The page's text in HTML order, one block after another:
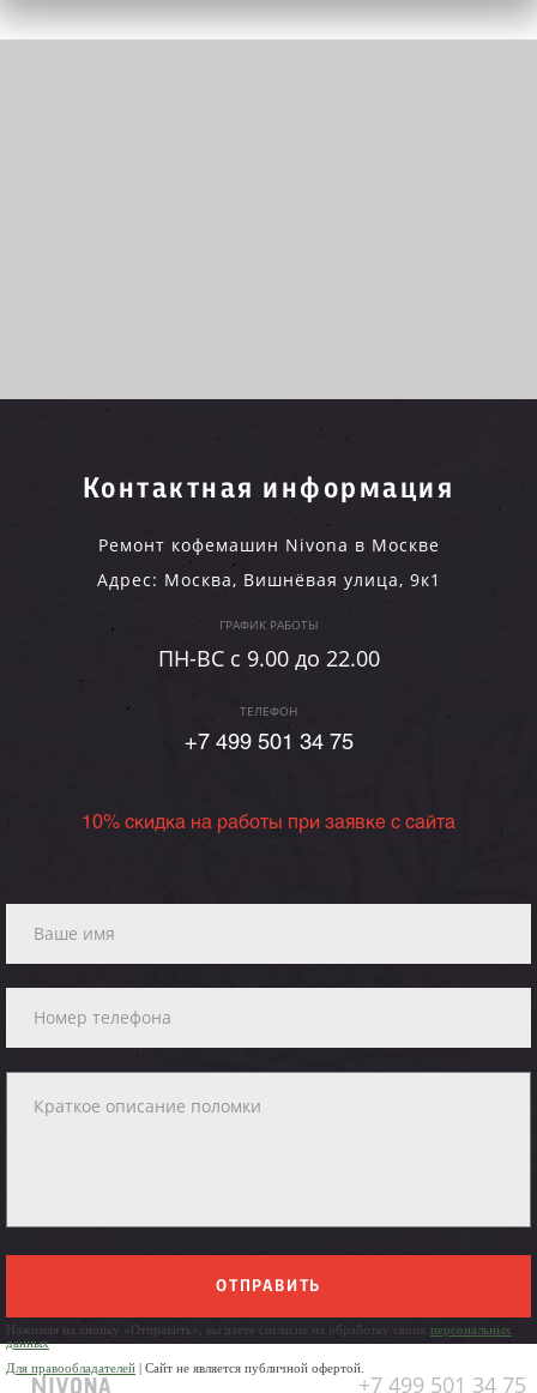
Контактная информация
Ремонт кофемашин Nivona в Москве
Адрес: Москва, Вишнёвая улица, 9к1
ГРАФИК РАБОТЫ
ПН-ВC c 9.00 до 22.00
ТЕЛЕФОН
+7 499 501 34 75
10% скидка на работы при заявке с сайта
ОТПРАВИТЬ
Нажимая на кнопку «Отправить», вы даете согласие на обработку своих персональных
данных
Для правообладателей | Сайт не является публичной офертой.
+7 499 501 34 75